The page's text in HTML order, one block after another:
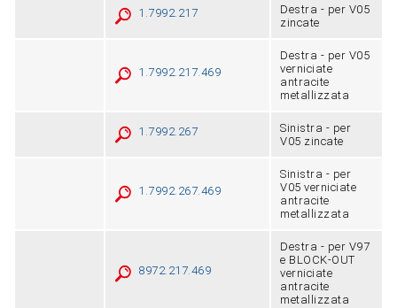
1.7992.217
Destra - per V05
zincate
1.7992.217.469
Destra - per V05
verniciate
antracite
metallizzata
1.7992.267
Sinistra - per
V05 zincate
1.7992.267.469
Sinistra - per
V05 verniciate
antracite
metallizzata
8972.217.469
Destra - per V97
e BLOCK-OUT
verniciate
antracite
metallizzata